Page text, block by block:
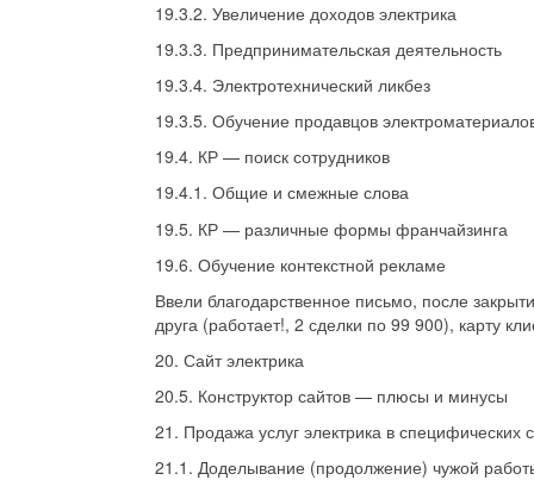
19.3.2. Увеличение доходов электрика
19.3.3. Предпринимательская деятельность
19.3.4. Электротехнический ликбез
19.3.5. Обучение продавцов
19.4. КР — поиск сотрудников
19.4.1. Общие и смежные слова
19.5. КР — различные формы франчайзинга
19.6. Обучение контекстной рекламе
Ввели благодарственное письмо, после
друга (работает!, 2 сделки по 99 900), карту
20. Сайт электрика
20.5. Конструктор сайтов — плюсы и минусы
21. Продажа услуг электрика в специфических
21.1. Доделывание (продолжение) чужой